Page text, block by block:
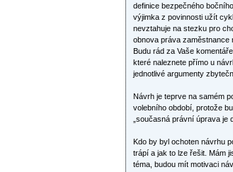
definice bezpečného
výjimka z povinnosti užít
nevztahuje na stezku pro
obnova práva zaměstnance
Budu rád za Vaše
které naleznete přímo u
jednotlivé argumenty
Návrh je teprve na samém
volebního období, protože
„současná právní úprava je
Kdo by byl ochoten návrhu
trápí a jak to lze řešit. Mám
téma, budou mít motivaci